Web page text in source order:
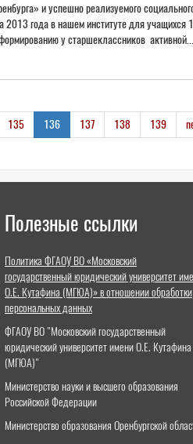
и успешно реализуемого
2013 года в нашем институте для
у старшеклассников активной...
135 136 137 138 139
Полезные ссылки
Политика ФГАОУ ВО «Московский
государственный юридический университет
О.Е. Кутафина (МГЮА)» в отношении обработки
персональных данных
ФГАОУ ВО "Московский государственный
юридический университет имени О.Е. Кутафина
(МГЮА)"
Министерство науки и высшего образования
Российской Федерации
Министерство образования Оренбургской